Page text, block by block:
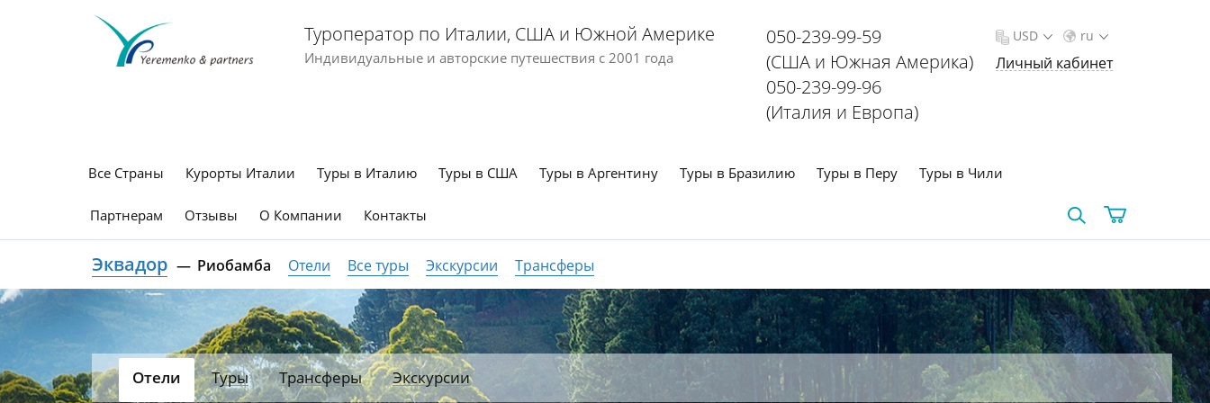
Туроператор по Италии, США и Южной Америке
Индивидуальные и авторские путешествия с 2001 года
050-239-99-59
(США и Южная Америка)
050-239-99-96
(Италия и Европа)
ru
USD
Личный кабинет
Все Страны Курорты Италии Туры в Италию Туры в США Туры в Аргентину Туры в Бразилию Туры в Перу Туры в Чили
Партнерам Отзывы О Компании Контакты
Эквадор Риобамба Отели Все туры Экскурсии Трансферы
Отели Туры Трансферы Экскурсии